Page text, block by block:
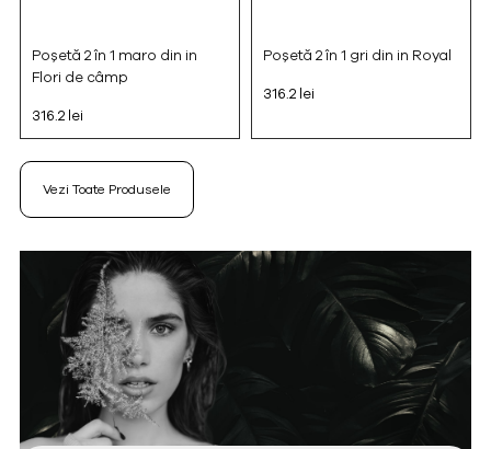
Poșetă 2 în 1 maro din in
Flori de câmp
316.2 lei
Poșetă 2 în 1 gri din in Royal
316.2 lei
Vezi Toate Produsele